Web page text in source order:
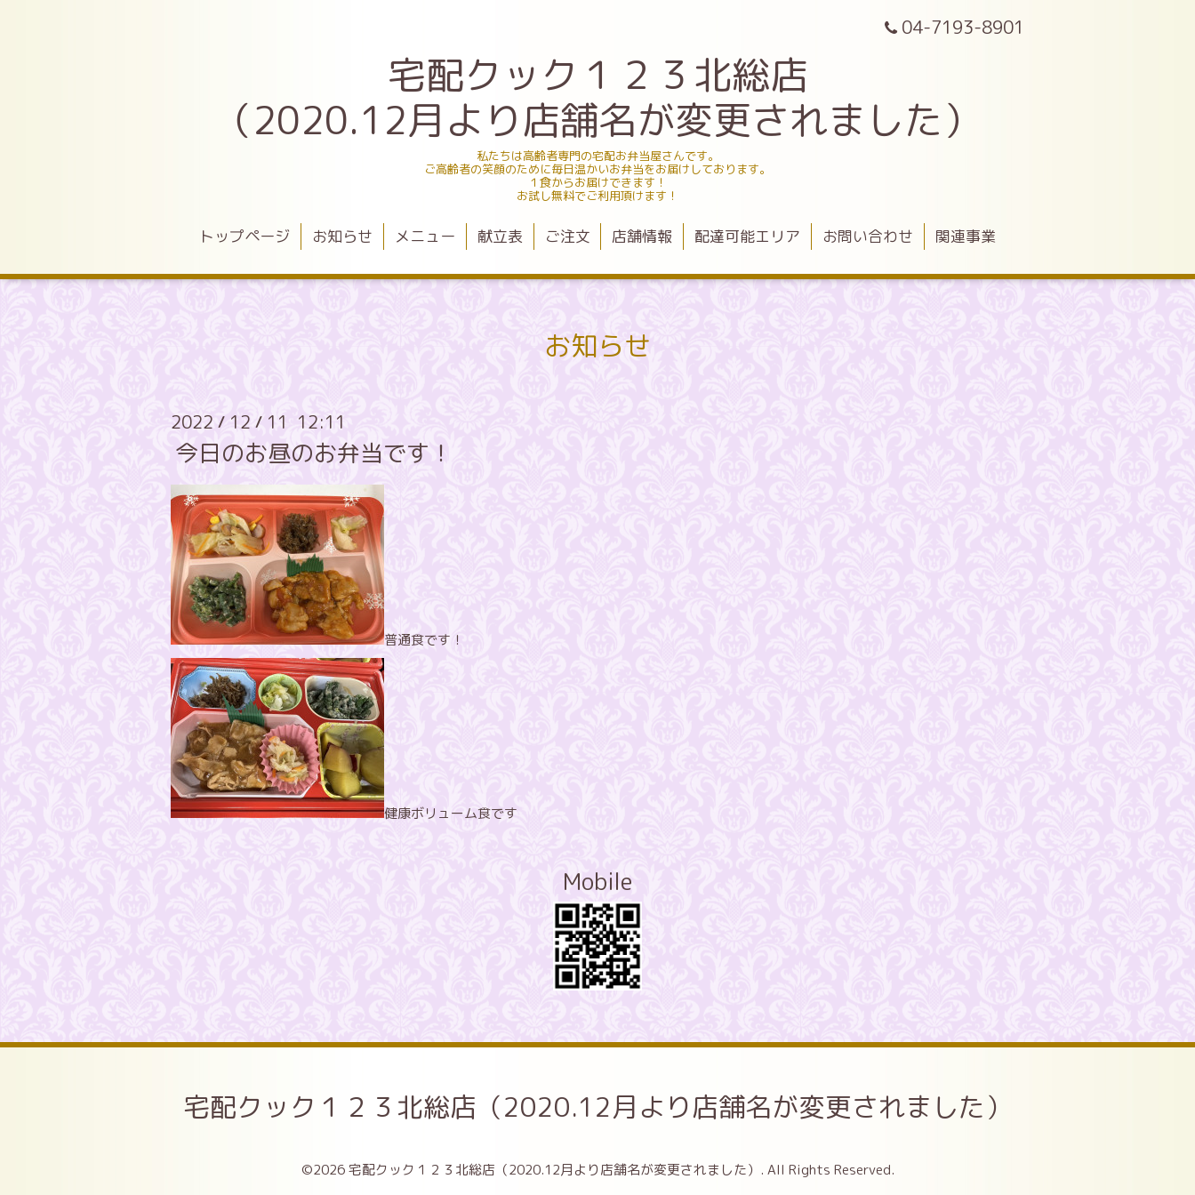
04-7193-8901
宅配クック１２３北総店
（2020.12月より店舗名が変更されました）
私たちは高齢者専門の宅配お弁当屋さんです。
ご高齢者の笑顔のために毎日温かいお弁当をお届けしております。
１食からお届けできます！
お試し無料でご利用頂けます！
トップページ お知らせ メニュー 献立表 ご注文 店舗情報 配達可能エリア お問い合わせ 関連事業
お知らせ
2022 / 12 / 11 12:11
今日のお昼のお弁当です！
普通食です！
健康ボリューム食です
Mobile
宅配クック１２３北総店（2020.12月より店舗名が変更されました）
©2026宅配クック１２３北総店（2020.12月より店舗名が変更されました） . All Rights Reserved.